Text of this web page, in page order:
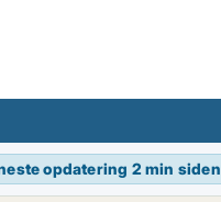
opdatering 2 min siden